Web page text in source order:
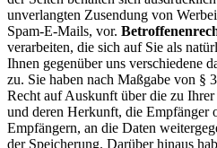
unverlangten Zusendung von
Spam-E-Mails, vor.
verarbeiten, die sich auf Sie als
Ihnen gegenüber uns verschiedene
zu. Sie haben nach Maßgabe von
Recht auf Auskunft über die zu Ihrer
und deren Herkunft, die Empfänger
Empfängern, an die Daten
der Speicherung. Darüber hinaus